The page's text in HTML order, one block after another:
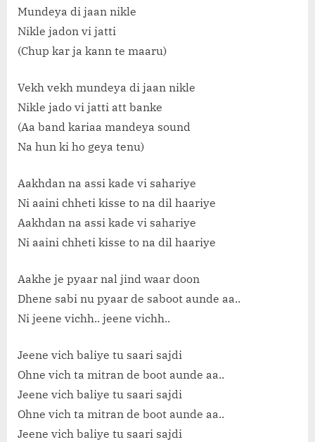
Mundeya di jaan nikle
Nikle jadon vi jatti
(Chup kar ja kann te maaru)
Vekh vekh mundeya di jaan nikle
Nikle jado vi jatti att banke
(Aa band kariaa mandeya sound
Na hun ki ho geya tenu)
Aakhdan na assi kade vi sahariye
Ni aaini chheti kisse to na dil haariye
Aakhdan na assi kade vi sahariye
Ni aaini chheti kisse to na dil haariye
Aakhe je pyaar nal jind waar doon
Dhene sabi nu pyaar de saboot aunde aa..
Ni jeene vichh.. jeene vichh..
Jeene vich baliye tu saari sajdi
Ohne vich ta mitran de boot aunde aa..
Jeene vich baliye tu saari sajdi
Ohne vich ta mitran de boot aunde aa..
Jeene vich baliye tu saari sajdi